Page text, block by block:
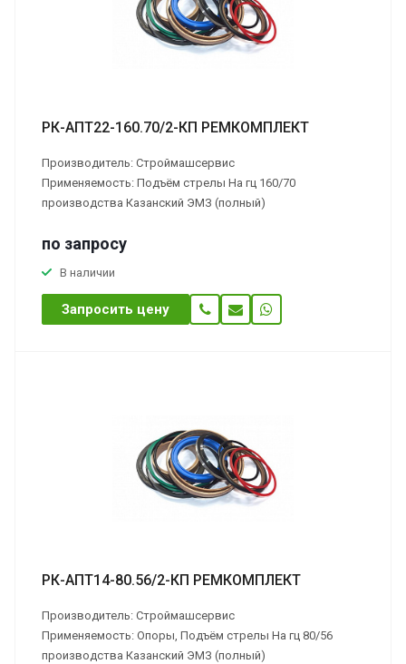
РК-АПТ22-160.70/2-КП РЕМКОМПЛЕКТ
Производитель: Строймашсервис
Применяемость: Подъём стрелы На гц 160/70
производства Казанский ЭМЗ (полный)
по запросу
В наличии
Запросить цену
РК-АПТ14-80.56/2-КП РЕМКОМПЛЕКТ
Производитель: Строймашсервис
Применяемость: Опоры, Подъём стрелы На гц 80/56
производства Казанский ЭМЗ (полный)